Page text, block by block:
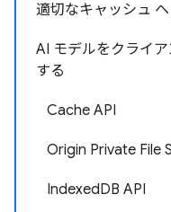
適切なキャッシュ
AI モデルをクライ
する
Cache API
Origin Private File
IndexedDB API